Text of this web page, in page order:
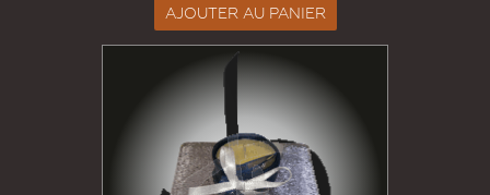
AJOUTER AU PANIER